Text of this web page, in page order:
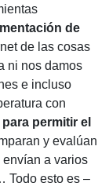
de
de las cosas
ni nos damos
e incluso
con
permitir el
y evalúan
a varios
Todo esto es –